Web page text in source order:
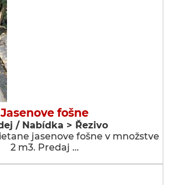
Jasenove fošne
/ Nabídka > Řezivo
jasenove fošne v množstve
2 m3. Predaj …